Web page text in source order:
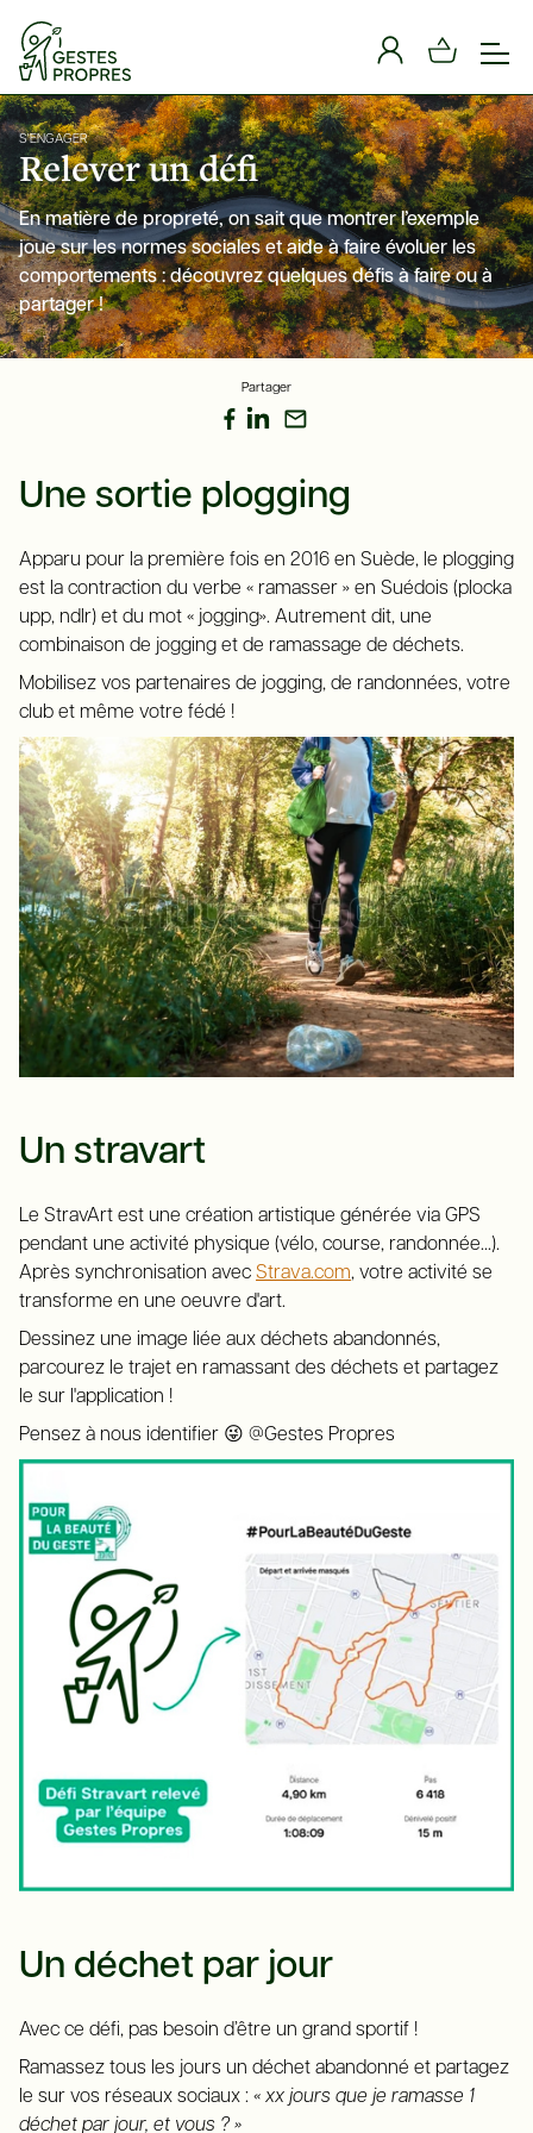
S'ENGAGER
Relever un défi
En matière de propreté, on sait que montrer l’exemple
joue sur les normes sociales et aide à faire évoluer les
comportements : découvrez quelques défis à faire ou à
partager !
Partager
Une sortie plogging
Apparu pour la première fois en 2016 en Suède, le plogging
est la contraction du verbe « ramasser » en Suédois (plocka
upp, ndlr) et du mot « jogging». Autrement dit, une
combinaison de jogging et de ramassage de déchets.
Mobilisez vos partenaires de jogging, de randonnées, votre
club et même votre fédé !
Un stravart
Le StravArt est une création artistique générée via GPS
pendant une activité physique (vélo, course, randonnée...).
Après synchronisation avec Strava.com, votre activité se
transforme en une oeuvre d'art.
Dessinez une image liée aux déchets abandonnés,
parcourez le trajet en ramassant des déchets et partagez
le sur l'application !
Pensez à nous identifier 😜​ @Gestes Propres
Un déchet par jour
Avec ce défi, pas besoin d’être un grand sportif !
Ramassez tous les jours un déchet abandonné et partagez
le sur vos réseaux sociaux : « xx jours que je ramasse 1
déchet par jour, et vous ? »